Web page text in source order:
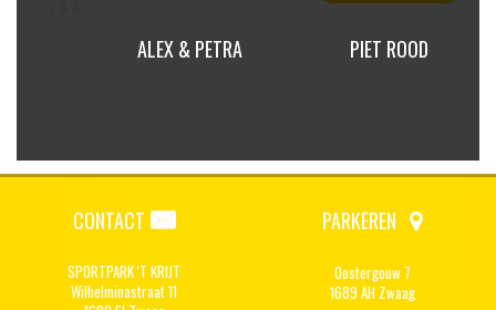
ALEX & PETRA PIET ROOD
CONTACT
SPORTPARK 'T KRIJT
Wilhelminastraat 11
PARKEREN
Oostergouw 7
1689 AH Zwaag